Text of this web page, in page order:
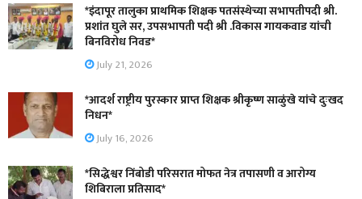
*इंदापूर तालुका प्राथमिक शिक्षक पतसंस्थेच्या सभापतीपदी श्री.
प्रशांत घुले सर, उपसभापती पदी श्री .विकास गायकवाड यांची
बिनविरोध निवड*
July 21, 2026
*आदर्श राष्ट्रीय पुरस्कार प्राप्त शिक्षक श्रीकृष्ण साळुंखे यांचे दुःखद
निधन*
July 16, 2026
*सिद्धेश्वर निंबोडी परिसरात मोफत नेत्र तपासणी व आरोग्य
शिबिराला प्रतिसाद*